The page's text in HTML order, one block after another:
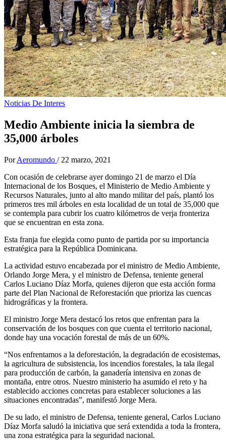
Noticias De Interes
Medio Ambiente inicia la siembra de
35,000 árboles
Por Aeromundo / 22 marzo, 2021
Con ocasión de celebrarse ayer domingo 21 de marzo el Día
Internacional de los Bosques, el Ministerio de Medio Ambiente y
Recursos Naturales, junto al alto mando militar del país, plantó los
primeros tres mil árboles en esta localidad de un total de 35,000 que
se contempla para cubrir los cuatro kilómetros de verja fronteriza
que se encuentran en esta zona.
Esta franja fue elegida como punto de partida por su importancia
estratégica para la República Dominicana.
La actividad estuvo encabezada por el ministro de Medio Ambiente,
Orlando Jorge Mera, y el ministro de Defensa, teniente general
Carlos Luciano Díaz Morfa, quienes dijeron que esta acción forma
parte del Plan Nacional de Reforestación que prioriza las cuencas
hidrográficas y la frontera.
El ministro Jorge Mera destacó los retos que enfrentan para la
conservación de los bosques con que cuenta el territorio nacional,
donde hay una vocación forestal de más de un 60%.
“Nos enfrentamos a la deforestación, la degradación de ecosistemas,
la agricultura de subsistencia, los incendios forestales, la tala ilegal
para producción de carbón, la ganadería intensiva en zonas de
montaña, entre otros. Nuestro ministerio ha asumido el reto y ha
establecido acciones concretas para establecer soluciones a las
situaciones encontradas”, manifestó Jorge Mera.
De su lado, el ministro de Defensa, teniente general, Carlos Luciano
Díaz Morfa saludó la iniciativa que será extendida a toda la frontera,
una zona estratégica para la seguridad nacional.